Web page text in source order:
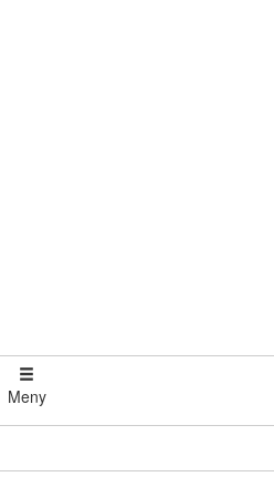
Meny